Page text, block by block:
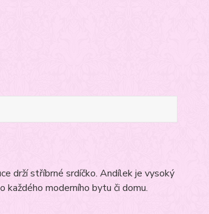
drží stříbrné srdíčko. Andílek je vysoký
každého moderního bytu či domu.